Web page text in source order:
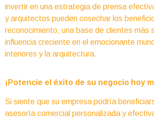
invertir en una estrategia de prensa
y arquitectos pueden cosechar los
reconocimiento, una base de clientes más
influencia creciente en el emocionante
interiores y la arquitectura.
¡Potencie el éxito de su negocio hoy
Si siente que su empresa podría
asesoría comercial personalizada y